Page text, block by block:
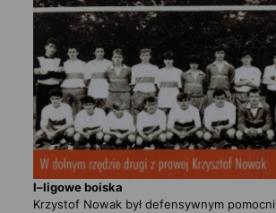
I–ligowe boiska
Krzystof Nowak był defensywnym